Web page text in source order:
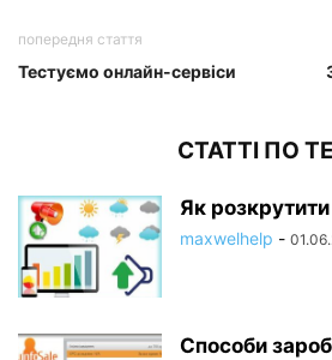
попередня стаття
Тестуємо онлайн-сервіси
СТАТТІ ПО
Як
maxwelhelp -
Способи